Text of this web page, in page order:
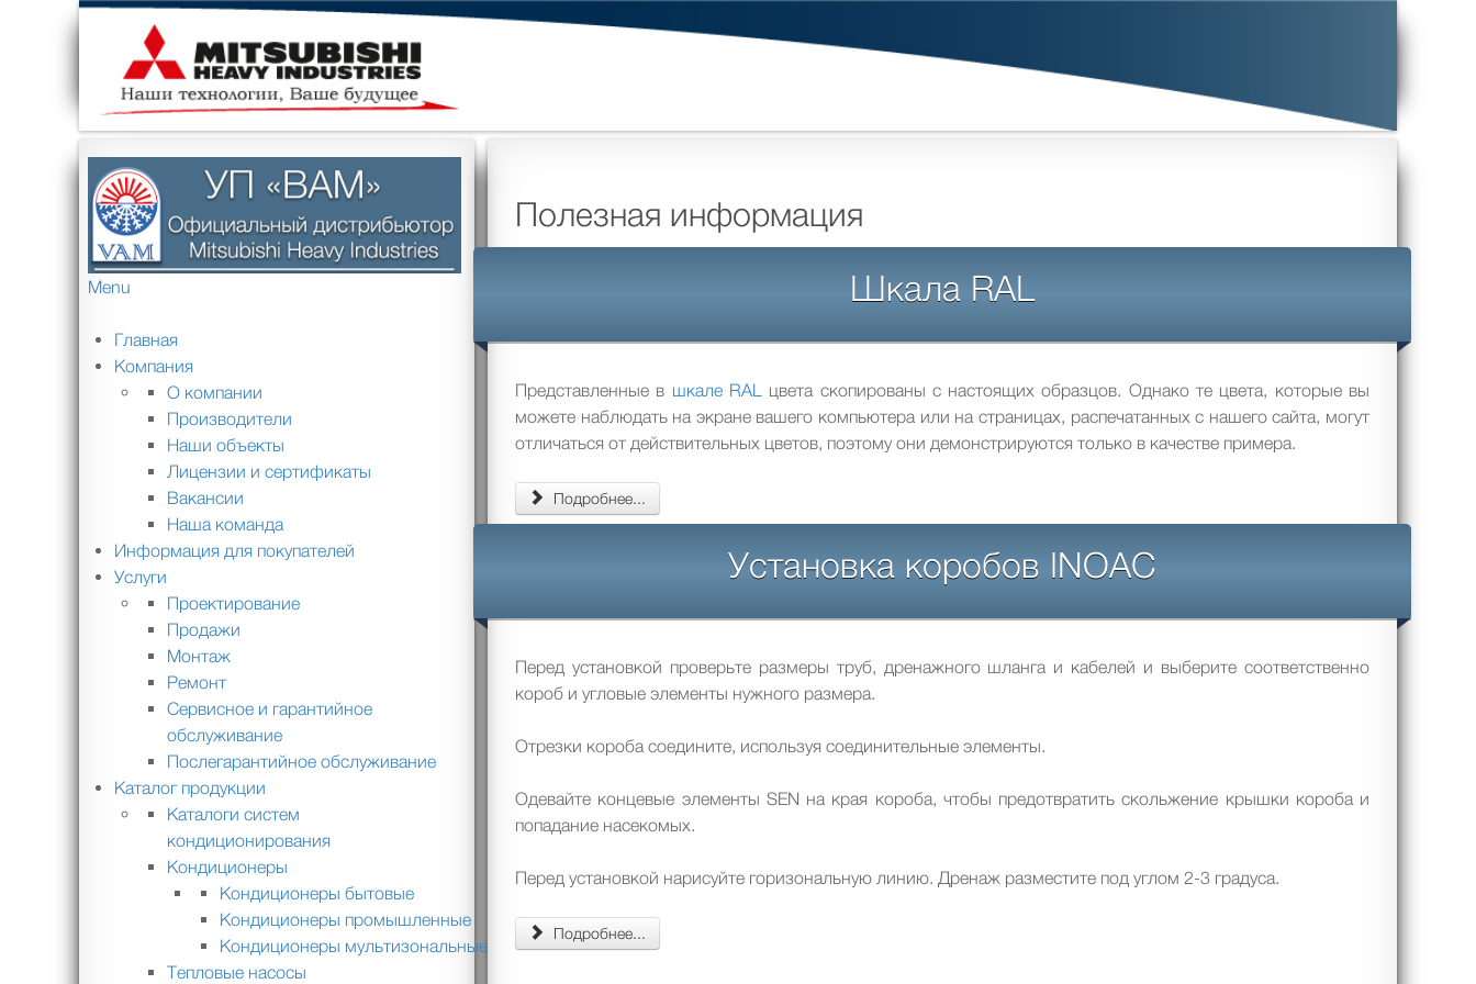
Menu
Главная
Компания
О компании
Производители
Наши объекты
Лицензии и сертификаты
Вакансии
Наша команда
Информация для покупателей
Услуги
Проектирование
Продажи
Монтаж
Ремонт
Сервисное и гарантийное
обслуживание
Послегарантийное обслуживание
Каталог продукции
Каталоги систем
кондиционирования
Кондиционеры
Кондиционеры бытовые
Кондиционеры промышленные
Кондиционеры мультизональные
Тепловые насосы
Полезная информация
Шкала RAL
Представленные в шкале RAL
цвета скопированы с настоящих образцов. Однако те цвета, которые вы
можете наблюдать на экране вашего компьютера или на страницах, распечатанных с нашего сайта, могут
отличаться от действительных цветов, поэтому они демонстрируются только в качестве примера.
Подробнее...
Установка коробов INOAC
Перед установкой проверьте размеры труб, дренажного шланга и кабелей и выберите соответственно
короб и угловые элементы нужного размера.
Отрезки короба соедините, используя соединительные элементы.
Одевайте концевые элементы SEN на края короба, чтобы предотвратить скольжение крышки короба и
попадание насекомых.
Перед установкой нарисуйте горизональную линию. Дренаж разместите под углом 2-3 градуса.
Подробнее...